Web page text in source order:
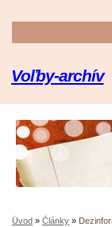
Voľby-archív
Úvod » Články »